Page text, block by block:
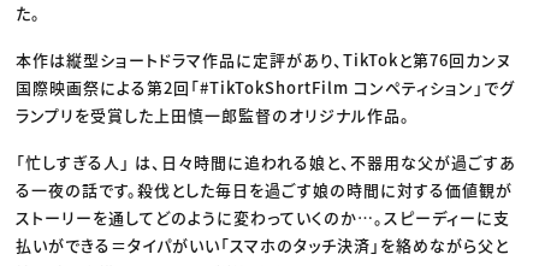
た。
本作は縦型ショートドラマ作品に定評があり、TikTokと第76回カンヌ
国際映画祭による第2回「#TikTokShortFilm コンペティション」でグ
ランプリを受賞した上田慎一郎監督のオリジナル作品。
「忙しすぎる人」 は、日々時間に追われる娘と、不器用な父が過ごすあ
る一夜の話です。殺伐とした毎日を過ごす娘の時間に対する価値観が
ストーリーを通してどのように変わっていくのか…。スピーディーに支
払いができる＝タイパがいい「スマホのタッチ決済」を絡めながら父と